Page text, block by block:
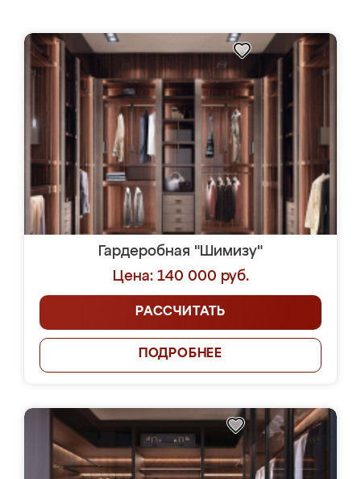
Гардеробная "Шимизу"
Цена: 140 000 руб.
РАССЧИТАТЬ
ПОДРОБНЕЕ